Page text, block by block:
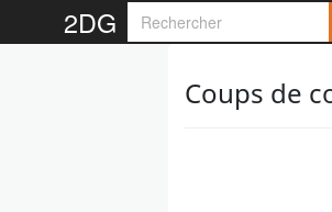
2DG
Coups de